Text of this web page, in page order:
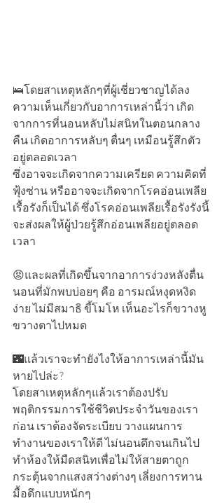
🛌โดยสาเหตุหลักๆที่ผู้เชี่ยวชาญได้ลง
ความเห็นเกี่ยวกับอาการเหล่านี้ว่า เกิด
จากการที่นอนหลับไม่สนิทในตอนกลาง
คืน เกิดอาการหลับๆ ตื่นๆ เหมือนรู้สึกตัว
อยู่ตลอดเวลา
ซึ่งอาจจะเกิดจากความเครียด ความคิดที่
ฟุ้งซ่าน หรืออาจจะเกิดจากโรคอ่อนเพลีย
เรื้อรังก็เป็นได้ ซึ่งโรคอ่อนเพลียเรื้อรังรังนี้
จะส่งผลให้ผู้ป่วยรู้สึกอ่อนเพลียอยู่ตลอด
เวลา
😡และผลที่เกิดขึ้นจากอาการง่วงหลังตื่น
นอนที่มักพบบ่อยๆ คือ อารมณ์หงุดหงิด
ง่าย ไม่มีสมาธิ ขี้โมโห เห็นอะไรก็ขวางหู
ขวางตาไปหมด
🌃แล้วเราจะทำยังไงให้อาการเหล่านี้มัน
หายไปล่ะ?
โดยสาเหตุหลักๆแล้วเราต้องปรับ
พฤติกรรมการใช้ชีวิตประจำวันของเรา
ก่อน เราต้องจัดระเบียบ วางแผนการ
ทำงานของเราให้ดี ไม่นอนดึกจนเกินไป
ทำห้องให้มืดสนิทเพื่อไม่ให้สายตาถูก
กระตุ้นจากแสงสว่างต่างๆ เลี่ยงการทาน
มื้อดึกแบบหนักๆ